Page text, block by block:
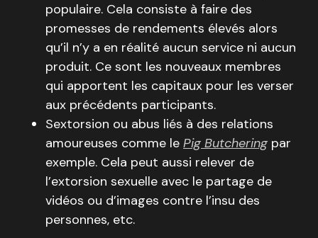
populaire. Cela consiste à faire des
promesses de rendements élevés alors
qu’il n’y a en réalité aucun service ni aucun
produit. Ce sont les nouveaux membres
qui apportent les capitaux pour les verser
aux précédents participants.
Sextorsion ou abus liés à des relations
amoureuses comme le Pig Butchering par
exemple. Cela peut aussi relever de
l’extorsion sexuelle avec le partage de
vidéos ou d’images contre l’insu des
personnes, etc.